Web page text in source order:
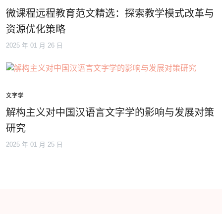
微课程远程教育范文精选：探索教学模式改革与
资源优化策略
2025 年 01 月 26 日
文字学
解构主义对中国汉语言文字学的影响与发展对策
研究
2025 年 01 月 25 日